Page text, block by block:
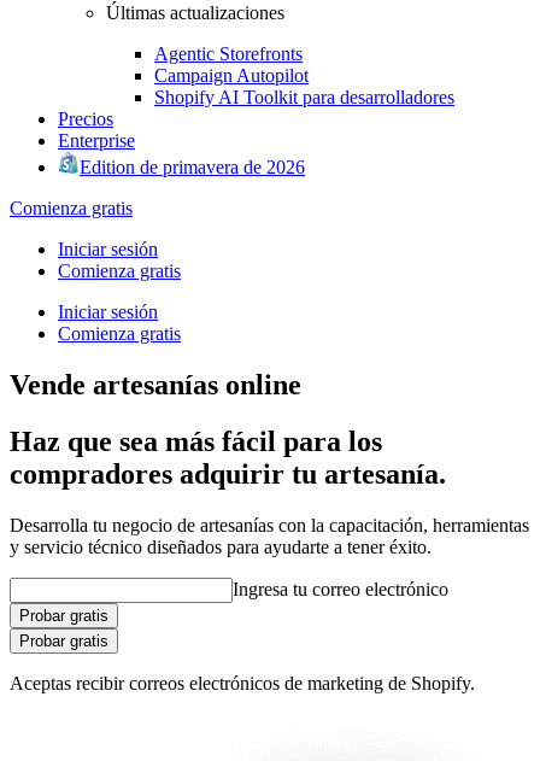
Últimas actualizaciones
Agentic Storefronts
Campaign Autopilot
Shopify AI Toolkit para desarrolladores
Precios
Enterprise
Edition de primavera de 2026
Comienza gratis
Iniciar sesión
Comienza gratis
Iniciar sesión
Comienza gratis
Vende artesanías online
Haz que sea más fácil para los
compradores adquirir tu artesanía.
Desarrolla tu negocio de artesanías con la capacitación, herramientas
y servicio técnico diseñados para ayudarte a tener éxito.
Ingresa tu correo electrónico
Probar gratis
Probar gratis
Aceptas recibir correos electrónicos de marketing de Shopify.